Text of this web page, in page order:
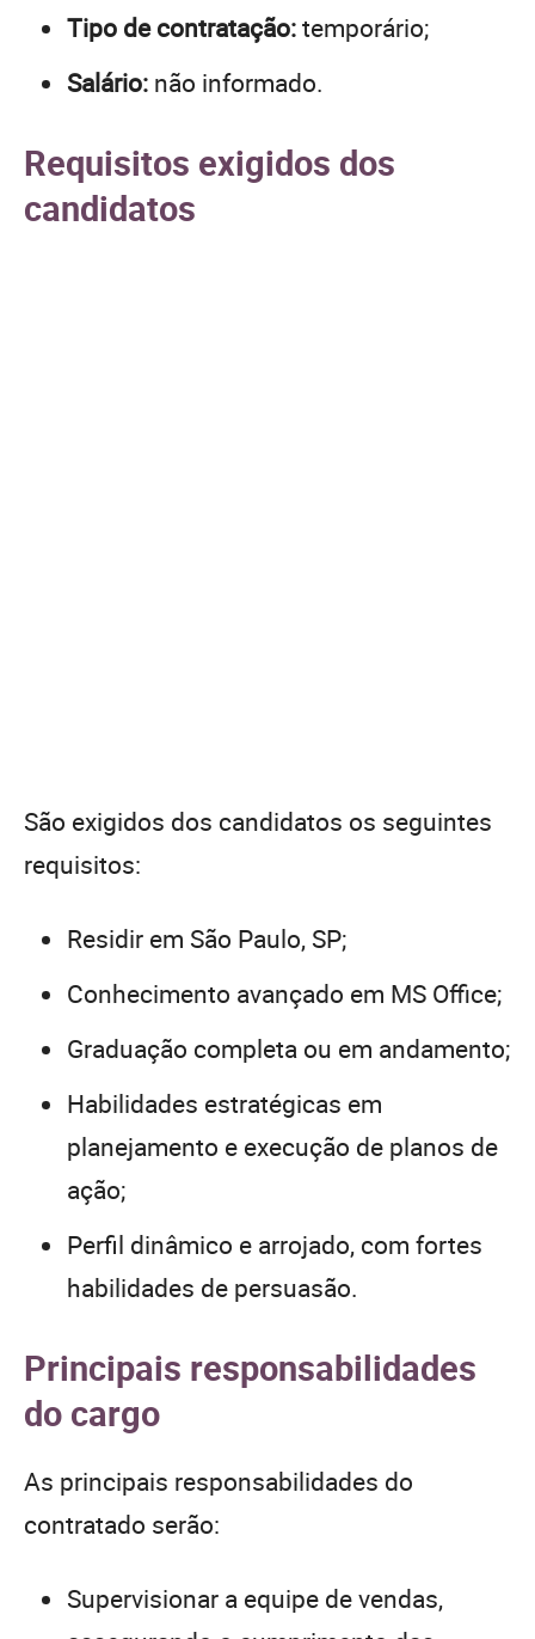
Tipo de contratação:temporário;
Salário: não informado.
Requisitos exigidos dos
candidatos
São exigidos dos candidatos os seguintes
requisitos:
Residir em São Paulo, SP;
Conhecimento avançado em MS Office;
Graduação completa ou em andamento;
Habilidades estratégicas em
planejamento e execução de planos de
ação;
Perfil dinâmico e arrojado, com fortes
habilidades de persuasão.
Principais responsabilidades
do cargo
As principais responsabilidades do
contratado serão:
Supervisionar a equipe de vendas,